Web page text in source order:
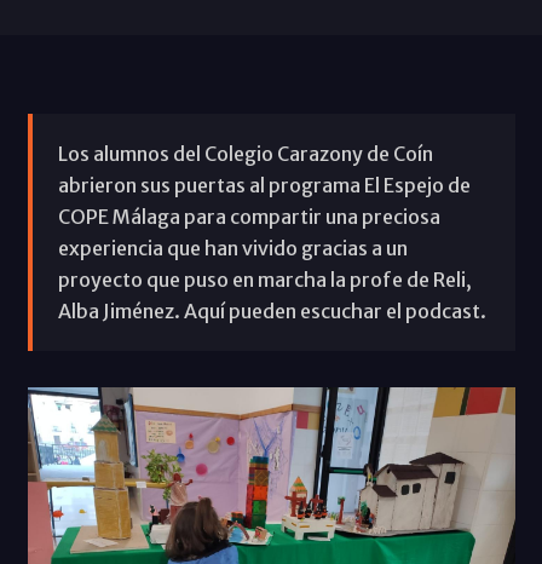
Los alumnos del Colegio Carazony de Coín
abrieron sus puertas al programa El Espejo de
COPE Málaga para compartir una preciosa
experiencia que han vivido gracias a un
proyecto que puso en marcha la profe de Reli,
Alba Jiménez. Aquí pueden escuchar el podcast.